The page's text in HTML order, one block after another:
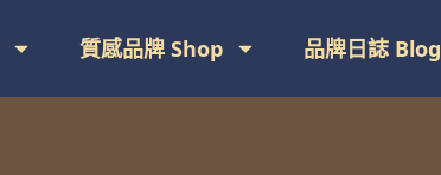
質感品牌 Shop 品牌日誌 Blog